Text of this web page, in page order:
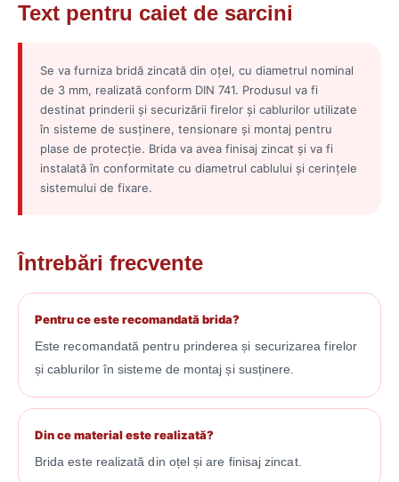
Text pentru caiet de sarcini
Se va furniza bridă zincată din oțel, cu diametrul nominal
de 3 mm, realizată conform DIN 741. Produsul va fi
destinat prinderii și securizării firelor și cablurilor utilizate
în sisteme de susținere, tensionare și montaj pentru
plase de protecție. Brida va avea finisaj zincat și va fi
instalată în conformitate cu diametrul cablului și cerințele
sistemului de fixare.
Întrebări frecvente
Pentru ce este recomandată brida?
Este recomandată pentru prinderea și securizarea firelor
și cablurilor în sisteme de montaj și susținere.
Din ce material este realizată?
Brida este realizată din oțel și are finisaj zincat.